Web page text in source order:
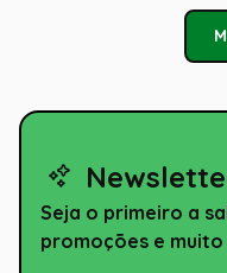
Seja o primeiro a
promoções e muito